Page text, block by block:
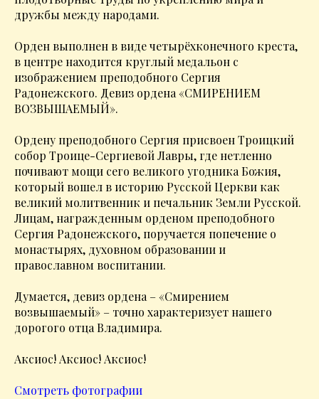
дружбы между народами.
Орден выполнен в виде четырёхконечного креста,
в центре находится круглый медальон с
изображением преподобного Сергия
Радонежского. Девиз ордена «СМИРЕНИЕМ
ВОЗВЫШАЕМЫЙ».
Ордену преподобного Сергия присвоен Троицкий
собор Троице-Сергиевой Лавры, где нетленно
почивают мощи сего великого угодника Божия,
который вошел в историю Русской Церкви как
великий молитвенник и печальник Земли Русской.
Лицам, награжденным орденом преподобного
Сергия Радонежского, поручается попечение о
монастырях, духовном образовании и
православном воспитании.
Думается, девиз ордена – «Смирением
возвышаемый» – точно характеризует нашего
дорогого отца Владимира.
Аксиос! Аксиос! Аксиос!
Смотреть фотографии